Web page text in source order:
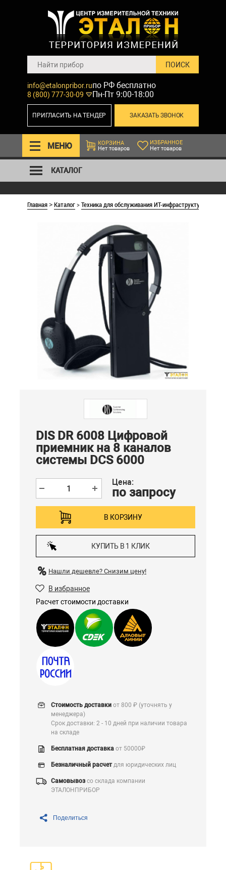
info@etalonpribor.ru
8 (800) 777-30-09
по РФ бесплатно
Пн-Пт 9:00-18:00
ЗАКАЗАТЬ ЗВОНОК
ПРИГЛАСИТЬ НА ТЕНДЕР
МЕНЮ
КОРЗИНА
Нет товаров
ИЗБРАННОЕ
Нет товаров
КАТАЛОГ
Главная >Каталог>Техника для обслуживания ИТ-инфраструктуры
DIS DR 6008 Цифровой
приемник на 8 каналов
системы DCS 6000
Цена:
по запросу
В КОРЗИНУ
КУПИТЬ В 1 КЛИК
Нашли дешевле? Снизим цену!
В избранное
Расчет стоимости доставки
Стоимость доставки от 800 ₽ (уточнять у
менеджера)
Срок доставки: 2 - 10 дней при наличии товара
на складе
Бесплатная доставка от 50000₽
Безналичный расчетдля юридических лиц
Самовывозсо склада компании
ЭТАЛОНПРИБОР
Поделиться